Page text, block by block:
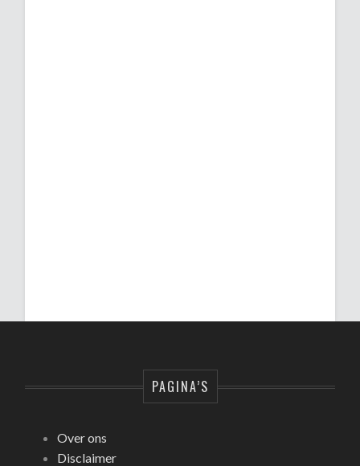
PAGINA’S
Over ons
Disclaimer